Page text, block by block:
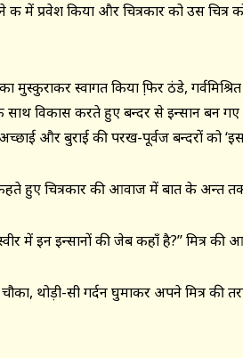
प्रवेश किया और चित्रकार को उस चित्र
स्वागत किया फि़र ठंडे, गर्वमिश्रित
के साथ विकास करते हुए बन्दर से इन्सान बन
और बुराई की परख-पूर्वज बन्दरों को ‘इस
की आवाज में बात के अन्त तक
इन इन्सानों की जेब कहाँ है?’’ मित्र की
थोड़ी-सी गर्दन घुमाकर अपने मित्र की